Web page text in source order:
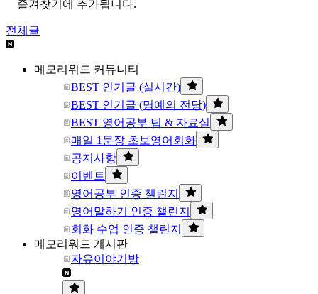
즐겨찾기에 추가됩니다.
전체글
메모리워드 커뮤니티
BEST 인기글 (실시간)
BEST 인기글 (명예의 전당)
BEST 영어공부 팁 & 자료실
매일 1문장 초보영어회화
공지사항
이벤트
영어공부 인증 챌린지
영어말하기 인증 챌린지
회화 수업 인증 챌린지
메모리워드 게시판
자유이야기방